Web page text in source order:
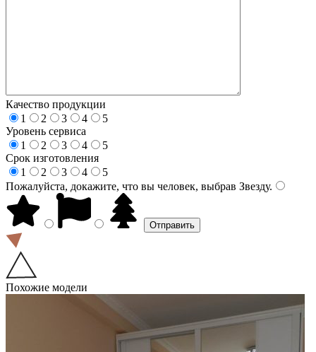
Качество продукции
1
2 3 4
5
Уровень сервиса
1
2 3 4
5
Срок изготовления
1
2 3 4
5
Пожалуйста, докажите, что вы человек, выбрав Звезду.
Похожие модели